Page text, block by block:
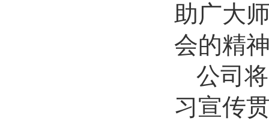
助广大
会的精
公司
习宣传